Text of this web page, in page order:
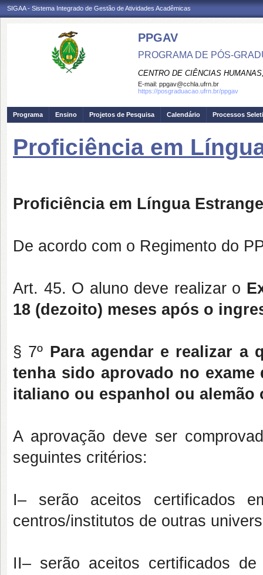
SIGAA - Sistema Integrado de Gestão de Atividades Acadêmicas
PPGAV
PROGRAMA DE PÓS-
CENTRO DE CIÊNCIAS
E-mail: ppgav@cchla.ufrn.br
https://posgraduacao.ufrn.br/ppgav
Programa Ensino Projetos de Pesquisa Calendário Processos
Proficiência em
Proficiência em Língua
De acordo com o Regimento do
Art. 45. O aluno deve realizar o
18 (dezoito) meses após o
§ 7º Para agendar e realizar a
tenha sido aprovado no
italiano ou espanhol ou alemão
A aprovação deve ser
seguintes critérios:
I– serão aceitos certificados
centros/institutos de outras
II– serão aceitos certificados